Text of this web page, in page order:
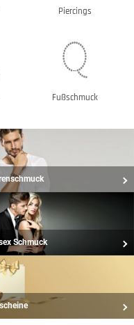
Piercings
Fußschmuck
Schmuck